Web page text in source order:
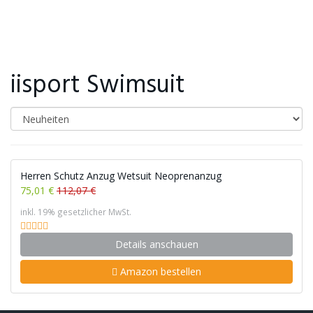
iisport Swimsuit
Herren Schutz Anzug Wetsuit Neoprenanzug
75,01 € 112,07 €
inkl. 19% gesetzlicher MwSt.
Details anschauen
Amazon bestellen